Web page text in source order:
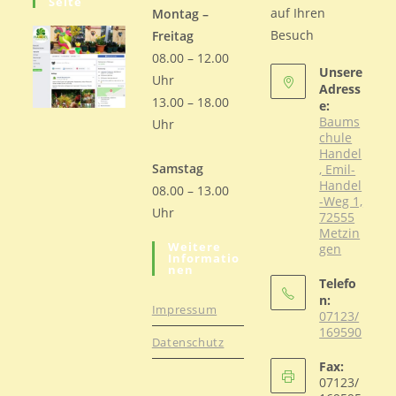
Montag –
Freitag
08.00 – 12.00
Uhr
13.00 – 18.00
Uhr
Samstag
08.00 – 13.00
Uhr
Weitere
Informatio
Nen
Impressum
Datenschutz
auf Ihren
Besuch
Unsere
Adress
e:
Baums
chule
Handel
, Emil-
Handel
-Weg 1,
72555
Metzin
gen
Telefo
n:
07123/
169590
in
Fax:
07123/